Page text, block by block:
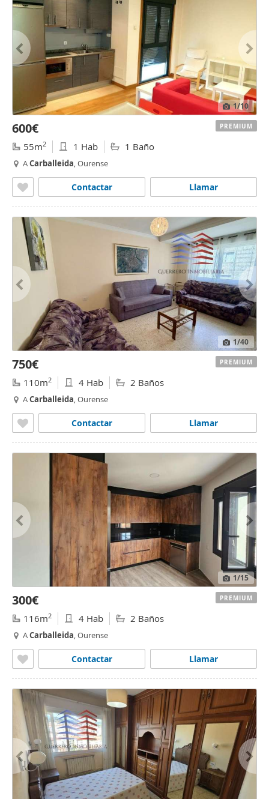
1/10
600€
55m2 1 Hab 1 Baño
ACarballeida, Ourense
Llamar
Contactar
PREMIUM
1/40
750€
110m2 4 Hab 2 Baños
ACarballeida, Ourense
Llamar
Contactar
PREMIUM
1/15
300€
116m2 4 Hab 2 Baños
ACarballeida, Ourense
Llamar
Contactar
PREMIUM